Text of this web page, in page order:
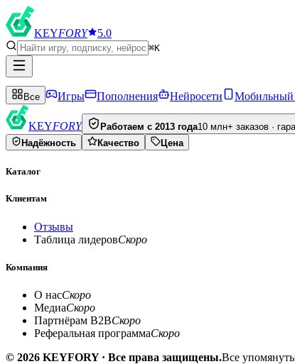
KEYFORY 5.0
⌘K
Все Игры Пополнения Нейросети Мобильный
KEYFORY Работаем с 2013 года10 млн+ заказов ·
Надёжность
Качество Цена
Каталог
Клиентам
Отзывы
Таблица лидеровСкоро
Компания
О насСкоро
МедиаСкоро
Партнёрам B2BСкоро
Реферальная программаСкоро
© 2026 KEYFORY · Все права защищены.Все